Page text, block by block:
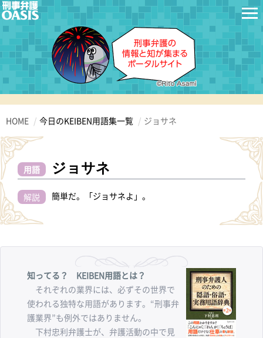
HOME 今日のKEIBEN用語集一覧 ジョサネ
用語 ジョサネ
解説 簡単だ。「ジョサネよ」。
知ってる？ KEIBEN用語とは？
それぞれの業界には、必ずその世界で
使われる独特な用語があります。“刑事弁
護業界”も例外ではありません。
下村忠利弁護士が、弁護活動の中で見